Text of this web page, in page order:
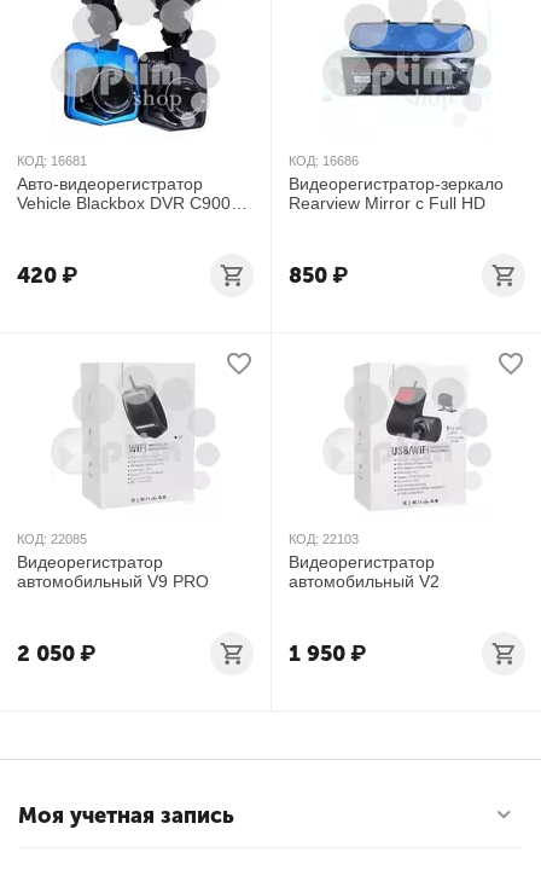
КОД: 16681
Авто-видеорегистратор
Vehicle Blackbox DVR C900
420₽
КОД: 16686
Видеорегистратор-зеркало
Rearview Mirror с Full HD
850₽
КОД: 22085
Видеорегистратор
автомобильный V9 PRO
2 050₽
КОД: 22103
Видеорегистратор
автомобильный V2
1 950₽
Моя учетная запись